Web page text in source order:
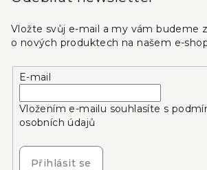
Vložte svůj e-mail a my vám budeme
o nových produktech na našem e-
E-mail
Vložením e-mailu souhlasíte s
osobních údajů
Přihlásit se